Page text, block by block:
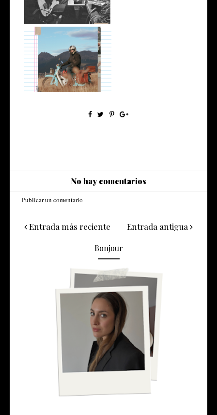
Pablo Imhoff, Diarios de
Motociclet...
No hay comentarios
Publicar un comentario
Entrada más reciente Entrada antigua
Bonjour